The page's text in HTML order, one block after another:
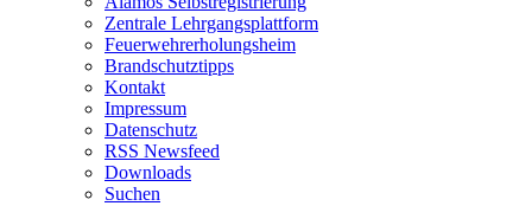
Zentrale Lehrgangsplattform
Feuerwehrerholungsheim
Brandschutztipps
Kontakt
Impressum
Datenschutz
RSS Newsfeed
Downloads
Suchen